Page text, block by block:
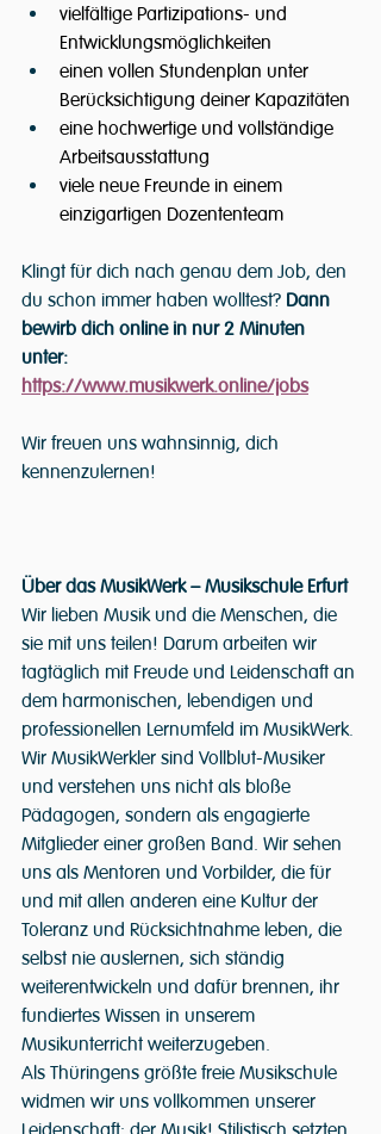
vielfältige Partizipations- und
Entwicklungsmöglichkeiten
einen vollen Stundenplan unter
Berücksichtigung deiner Kapazitäten
eine hochwertige und vollständige
Arbeitsausstattung
viele neue Freunde in einem
einzigartigen Dozententeam
Klingt für dich nach genau dem Job, den
du schon immer haben wolltest? Dann
bewirb dich online in nur 2 Minuten
unter:
https://www.musikwerk.online/jobs
Wir freuen uns wahnsinnig, dich
kennenzulernen!
Über das MusikWerk – Musikschule Erfurt
Wir lieben Musik und die Menschen, die
sie mit uns teilen! Darum arbeiten wir
tagtäglich mit Freude und Leidenschaft an
dem harmonischen, lebendigen und
professionellen Lernumfeld im MusikWerk.
Wir MusikWerkler sind Vollblut-Musiker
und verstehen uns nicht als bloße
Pädagogen, sondern als engagierte
Mitglieder einer großen Band. Wir sehen
uns als Mentoren und Vorbilder, die für
und mit allen anderen eine Kultur der
Toleranz und Rücksichtnahme leben, die
selbst nie auslernen, sich ständig
weiterentwickeln und dafür brennen, ihr
fundiertes Wissen in unserem
Musikunterricht weiterzugeben.
Als Thüringens größte freie Musikschule
widmen wir uns vollkommen unserer